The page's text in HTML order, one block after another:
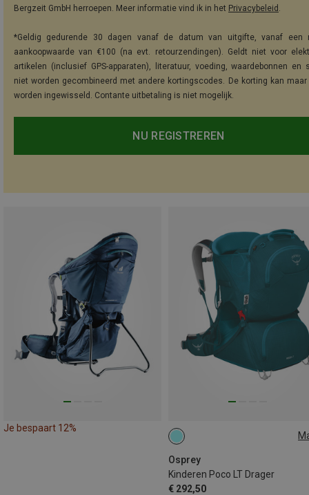
Bergzeit GmbH herroepen. Meer informatie vind ik in het Privacybeleid .
*Geldig gedurende 30 dagen vanaf de datum van uitgifte, vanaf een
aankoopwaarde van €100 (na evt. retourzendingen). Geldt niet voor
artikelen (inclusief GPS-apparaten), literatuur, voeding, waardebonnen en
niet worden gecombineerd met andere kortingscodes. De korting kan maar
worden ingewisseld. Contante uitbetaling is niet mogelijk.
NU REGISTREREN
Je bespaart 12%
Osprey
Kinderen Poco LT Drager
€ 292,50
25L